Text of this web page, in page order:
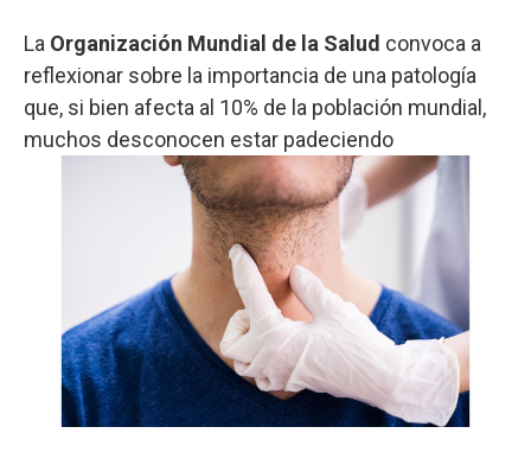
La Organización Mundial de la Salud convoca a
reflexionar sobre la importancia de una patología
que, si bien afecta al 10% de la población mundial,
muchos desconocen estar padeciendo